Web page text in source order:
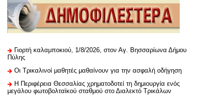
Γιορτή καλαμποκιού, 1/8/2026, στον Αγ. Βησσαρίωνα Δήμου
Πύλης
Οι Τρικαλινοί μαθητές μαθαίνουν για την ασφαλή οδήγηση
H Περιφέρεια Θεσσαλίας χρηματοδοτεί τη δημιουργία ενός
μεγάλου φωτοβολταϊκού σταθμού στο Διαλεκτό Τρικάλων